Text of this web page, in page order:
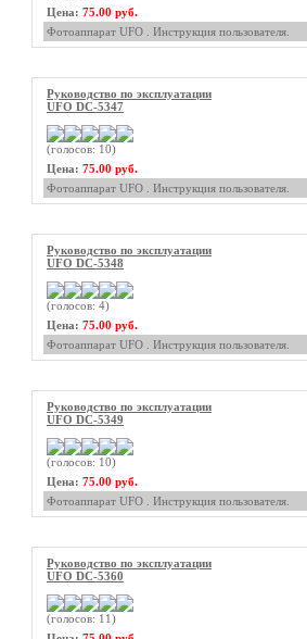
Цена: 75.00 руб.
Фотоаппарат UFO . Инструкция пользователя.
Руководство по эксплуатации
UFO DC-5347
(голосов: 10)
Цена: 75.00 руб.
Фотоаппарат UFO . Инструкция пользователя.
Руководство по эксплуатации
UFO DC-5348
(голосов: 4)
Цена: 75.00 руб.
Фотоаппарат UFO . Инструкция пользователя.
Руководство по эксплуатации
UFO DC-5349
(голосов: 10)
Цена: 75.00 руб.
Фотоаппарат UFO . Инструкция пользователя.
Руководство по эксплуатации
UFO DC-5360
(голосов: 11)